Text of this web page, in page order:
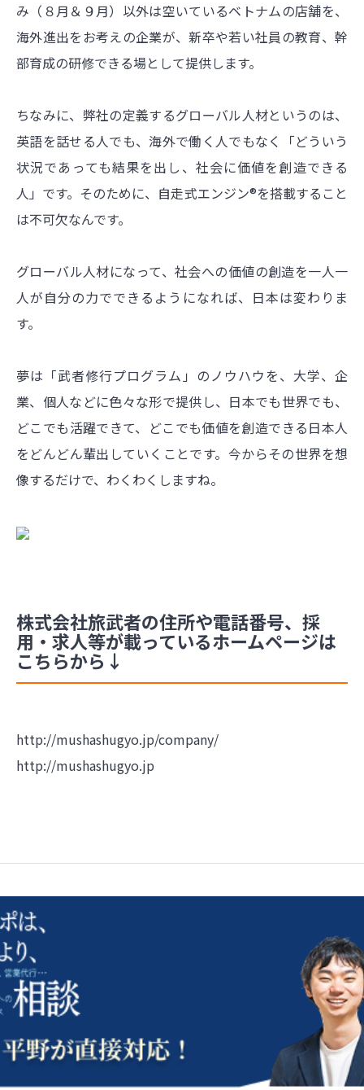
み（８月＆９月）以外は空いているベトナムの店舗を、
海外進出をお考えの企業が、新卒や若い社員の教育、幹
部育成の研修できる場として提供します。
ちなみに、弊社の定義するグローバル人材というのは、
英語を話せる人でも、海外で働く人でもなく「どういう
状況であっても結果を出し、社会に価値を創造できる
人」です。そのために、自走式エンジン®を搭載すること
は不可欠なんです。
グローバル人材になって、社会への価値の創造を一人一
人が自分の力でできるようになれば、日本は変わりま
す。
夢は「武者修行プログラム」のノウハウを、大学、企
業、個人などに色々な形で提供し、日本でも世界でも、
どこでも活躍できて、どこでも価値を創造できる日本人
をどんどん輩出していくことです。今からその世界を想
像するだけで、わくわくしますね。
株式会社旅武者の住所や電話番号、採
用・求人等が載っているホームページは
こちらから↓
http://mushashugyo.jp/company/
http://mushashugyo.jp